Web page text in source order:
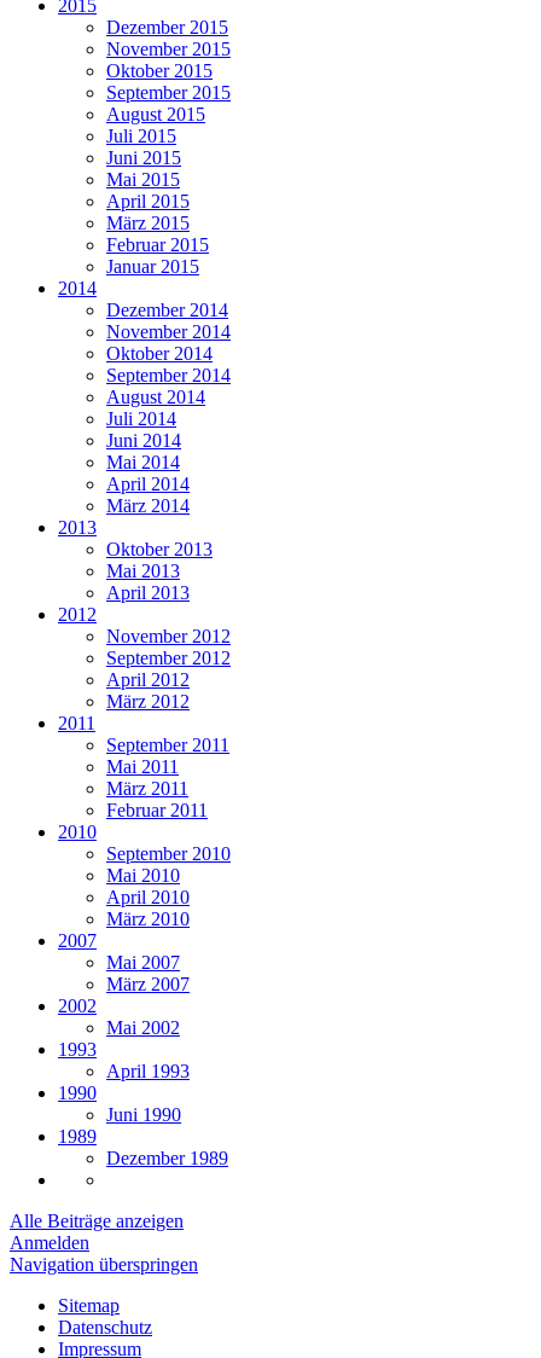
2015
Dezember 2015
November 2015
Oktober 2015
September 2015
August 2015
Juli 2015
Juni 2015
Mai 2015
April 2015
März 2015
Februar 2015
Januar 2015
2014
Dezember 2014
November 2014
Oktober 2014
September 2014
August 2014
Juli 2014
Juni 2014
Mai 2014
April 2014
März 2014
2013
Oktober 2013
Mai 2013
April 2013
2012
November 2012
September 2012
April 2012
März 2012
2011
September 2011
Mai 2011
März 2011
Februar 2011
2010
September 2010
Mai 2010
April 2010
März 2010
2007
Mai 2007
März 2007
2002
Mai 2002
1993
April 1993
1990
Juni 1990
1989
Dezember 1989
Alle Beiträge anzeigen
Anmelden
Navigation überspringen
Sitemap
Datenschutz
Impressum